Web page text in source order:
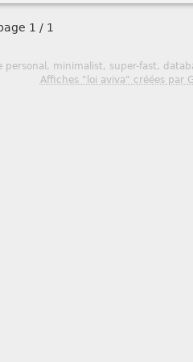
1 / 1
personal, minimalist, super-fast,
Affiches "loi aviva" créées par